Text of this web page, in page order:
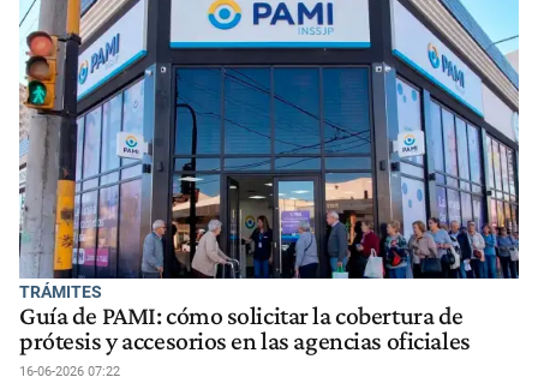
TRÁMITES
Guía de PAMI: cómo solicitar la cobertura de
prótesis y accesorios en las agencias oficiales
16-06-2026 07:22